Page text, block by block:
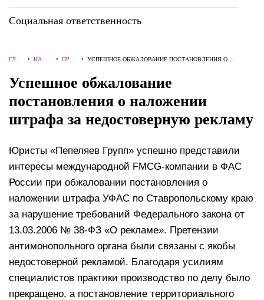
Социальная ответственность
ГЛАВ •НАШ • ПРОЕ • УСПЕШНОЕ ОБЖАЛОВАНИЕ ПОСТАНОВЛЕНИЯ О
Успешное обжалование
постановления о наложении
штрафа за недостоверную рекламу
Юристы «Пепеляев Групп» успешно представили
интересы международной FMCG-компании в ФАС
России при обжаловании постановления о
наложении штрафа УФАС по Ставропольскому краю
за нарушение требований Федерального закона от
13.03.2006 № 38-ФЗ «О рекламе». Претензии
антимонопольного органа были связаны с якобы
недостоверной рекламой. Благодаря усилиям
специалистов практики производство по делу было
прекращено, а постановление территориального